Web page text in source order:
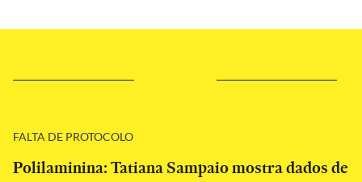
FALTA DE PROTOCOLO
Polilaminina: Tatiana Sampaio mostra dados de